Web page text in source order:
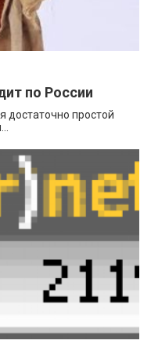
по России
достаточно простой